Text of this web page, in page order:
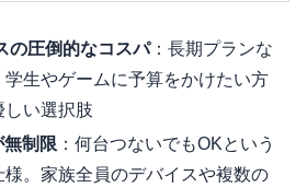
の圧倒的なコスパ：長期プランな
学生やゲームに予算をかけたい方
しい選択肢
無制限 ：何台つないでもOKという
。家族全員のデバイスや複数の